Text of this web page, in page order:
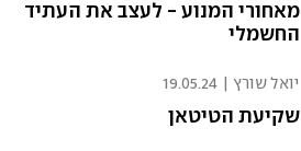
מאחורי המנוע - לעצב את העתיד
החשמלי
יואל שורץ 19.05.24
שקיעת הטיטאן